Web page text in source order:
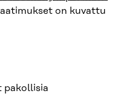
on kuvattu
pakollisia